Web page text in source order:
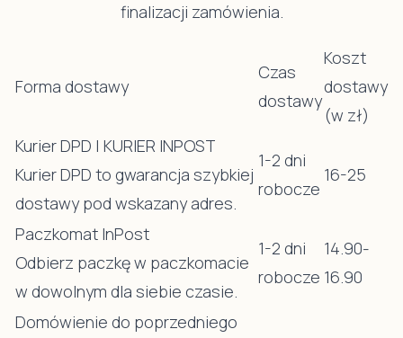
finalizacji zamówienia.
Forma dostawy
Czas
dostawy
Koszt
dostawy
(w zł)
Kurier DPD | KURIER INPOST
Kurier DPD to gwarancja szybkiej
dostawy pod wskazany adres.
1-2 dni
robocze
16-25
Paczkomat InPost
Odbierz paczkę w paczkomacie
w dowolnym dla siebie czasie.
1-2 dni
robocze
14.90-
16.90
Domówienie do poprzedniego